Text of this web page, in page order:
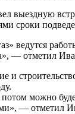
выездную
сроки
ведутся
— отметил
и
можно
— отметил